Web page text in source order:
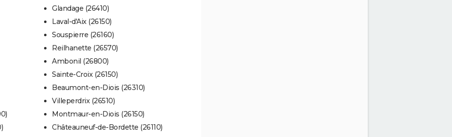
Glandage (26410)
Laval-d'Aix (26150)
Souspierre (26160)
Reilhanette (26570)
Ambonil (26800)
Sainte-Croix (26150)
Beaumont-en-Diois (26310)
Villeperdrix (26510)
Montmaur-en-Diois (26150)
Châteauneuf-de-Bordette (26110)